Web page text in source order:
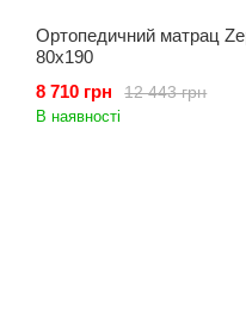
Ортопедичний матрац
80x190
12 443 грн
8 710 грн
В наявності